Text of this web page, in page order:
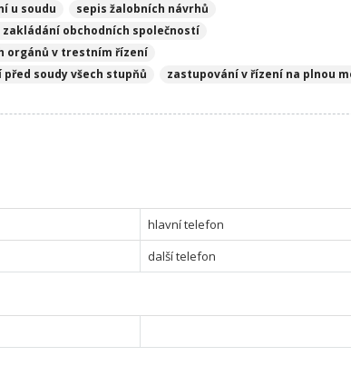
u soudu
sepis žalobních návrhů
obchodních společností
orgánů v trestním řízení
soudy všech stupňů
zastupování v řízení na plnou
hlavní telefon
další telefon